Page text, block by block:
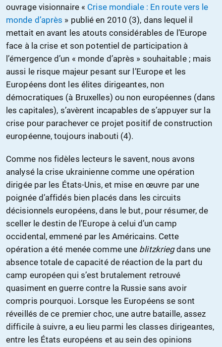
ouvrage visionnaire « Crise mondiale : En route vers le
monde d’après » publié en 2010 (3), dans lequel il
mettait en avant les atouts considérables de l’Europe
face à la crise et son potentiel de participation à
l’émergence d’un « monde d’après » souhaitable ; mais
aussi le risque majeur pesant sur l’Europe et les
Européens dont les élites dirigeantes, non
démocratiques (à Bruxelles) ou non européennes (dans
les capitales), s’avèrent incapables de s’appuyer sur la
crise pour parachever ce projet positif de construction
européenne, toujours inabouti (4).
Comme nos fidèles lecteurs le savent, nous avons
analysé la crise ukrainienne comme une opération
dirigée par les États-Unis, et mise en œuvre par une
poignée d’affidés bien placés dans les circuits
décisionnels européens, dans le but, pour résumer, de
sceller le destin de l’Europe à celui d’un camp
occidental, emmené par les Américains. Cette
opération a été menée comme une blitzkriegdans une
absence totale de capacité de réaction de la part du
camp européen qui s’est brutalement retrouvé
quasiment en guerre contre la Russie sans avoir
compris pourquoi. Lorsque les Européens se sont
réveillés de ce premier choc, une autre bataille, assez
difficile à suivre, a eu lieu parmi les classes dirigeantes,
entre les États européens et au sein des opinions